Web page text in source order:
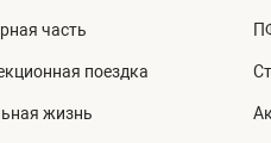
часть
поездка
жизнь